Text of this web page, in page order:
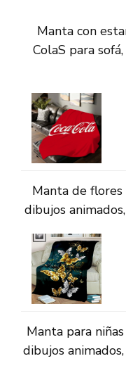
Manta con
ColaS para
Manta de flores
dibujos
Manta para
dibujos